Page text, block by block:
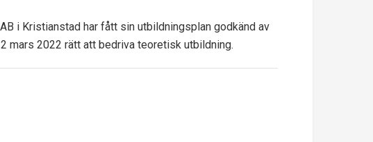
i Kristianstad har fått sin utbildningsplan godkänd av
mars 2022 rätt att bedriva teoretisk utbildning.